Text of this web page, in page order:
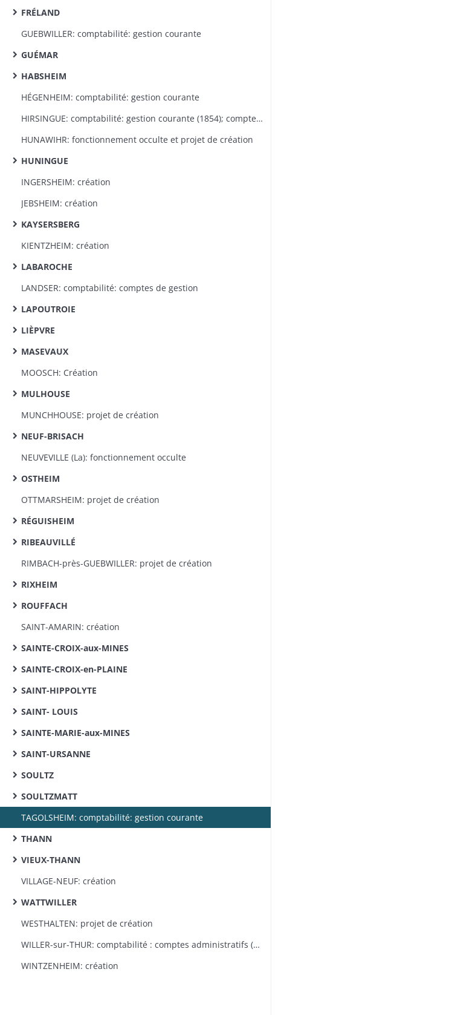
FRÉLAND
GUEBWILLER: comptabilité: gestion courante
GUÉMAR
HABSHEIM
HÉGENHEIM: comptabilité: gestion courante
HIRSINGUE: comptabilité: gestion courante (1854); comptes de gestion (1847-1854)
HUNAWIHR: fonctionnement occulte et projet de création
HUNINGUE
INGERSHEIM: création
JEBSHEIM: création
KAYSERSBERG
KIENTZHEIM: création
LABAROCHE
LANDSER: comptabilité: comptes de gestion
LAPOUTROIE
LIÈPVRE
MASEVAUX
MOOSCH: Création
MULHOUSE
MUNCHHOUSE: projet de création
NEUF-BRISACH
NEUVEVILLE (La): fonctionnement occulte
OSTHEIM
OTTMARSHEIM: projet de création
RÉGUISHEIM
RIBEAUVILLÉ
RIMBACH-près-GUEBWILLER: projet de création
RIXHEIM
ROUFFACH
SAINT-AMARIN: création
SAINTE-CROIX-aux-MINES
SAINTE-CROIX-en-PLAINE
SAINT-HIPPOLYTE
SAINT- LOUIS
SAINTE-MARIE-aux-MINES
SAINT-URSANNE
SOULTZ
SOULTZMATT
TAGOLSHEIM: comptabilité: gestion courante
THANN
VIEUX-THANN
VILLAGE-NEUF: création
WATTWILLER
WESTHALTEN: projet de création
WILLER-sur-THUR: comptabilité : comptes administratifs (1864-1869); comptes de gestion (1864-1867); budgets (1864-1870)
WINTZENHEIM: création